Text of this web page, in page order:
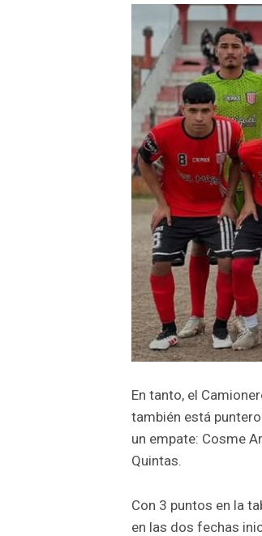
En tanto, el
también está
un empate: Cosme
Quintas.
Con 3 puntos en la
en las dos fechas